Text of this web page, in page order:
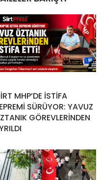
MHP’DE İSTİFA
SÜRÜYOR: YAVUZ
GÖREVLERİNDEN